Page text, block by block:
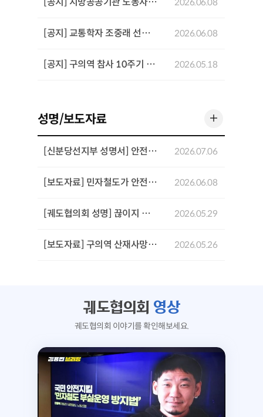
[공지] 교통학자 조중래 선생 4주기 추념 좌담회 개최 2026.06.08
[공지] 구의역 참사 10주기 추모기간 주요 일정 2026.05.18
성명/보도자료
[신분당선지부 성명서] 안전과 전문성을 희생시키는 「UTO 고도화를 위한 운영인력 재설계 방안」을 반대한다 2026.07.06
[보도자료] 민자철도가 안전을 위협한다: GTX-A 삼성역 철근 누락 사태로 본 민자철도 안전문제 기자회견 2026.06.08
[궤도협의회 성명] 끊이지 않는 서울시의 참사,'안전 불감증'이 부른 서소문 고가 붕괴사고를 규탄한다! 2026.05.29
[보도자료] 구의역 산재사망 참사 10주기 추모문화제 및 서울시장후보 생명안전시민약속식 2026.05.26
궤도협의회 영상
궤도협의회 이야기를 확인해보세요.